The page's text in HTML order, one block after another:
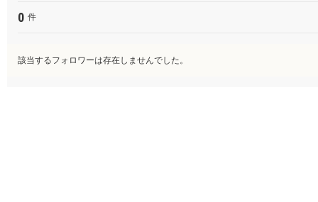
0 件
該当するフォロワーは存在しませんでした。